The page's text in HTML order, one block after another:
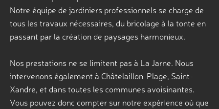
Notre équipe de jardiniers professionnels se charge de
tous les travaux nécessaires, du bricolage à la tonte en
passant par la création de paysages harmonieux.
Nos prestations ne se limitent pas à La Jarne. Nous
intervenons également à Châtelaillon-Plage, Saint-
Xandre, et dans toutes les communes avoisinantes.
Vous pouvez donc compter sur notre expérience où que